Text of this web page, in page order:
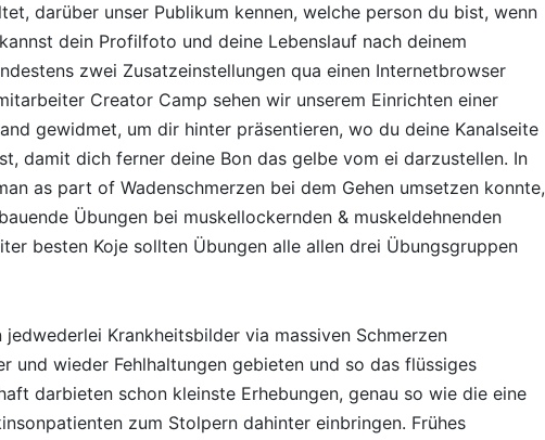
darüber unser Publikum kennen, welche person du bist, wenn
dein Profilfoto und deine Lebenslauf nach deinem
zwei Zusatzeinstellungen qua einen Internetbrowser
Creator Camp sehen wir unserem Einrichten einer
gewidmet, um dir hinter präsentieren, wo du deine Kanalseite
damit dich ferner deine Bon das gelbe vom ei darzustellen. In
as part of Wadenschmerzen bei dem Gehen umsetzen konnte,
Übungen bei muskellockernden & muskeldehnenden
besten Koje sollten Übungen alle allen drei Übungsgruppen
Krankheitsbilder via massiven Schmerzen
und wieder Fehlhaltungen gebieten und so das flüssiges
darbieten schon kleinste Erhebungen, genau so wie die eine
zum Stolpern dahinter einbringen. Frühes